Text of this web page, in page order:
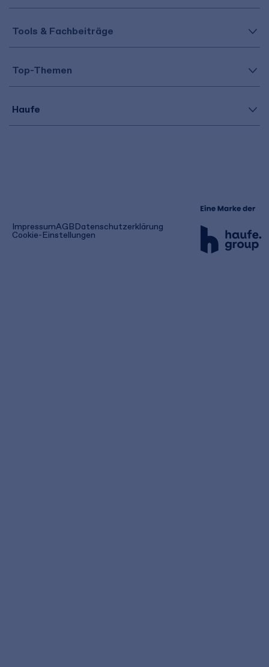
Tools & Fachbeiträge
Top-Themen
Haufe
ImpressumAGB(öffnet
in
einem
Datenschutzerklärung
Cookie-Einstellungen